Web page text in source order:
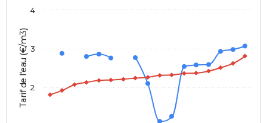
Tarif de l'eau (€/m3) 2
3
4